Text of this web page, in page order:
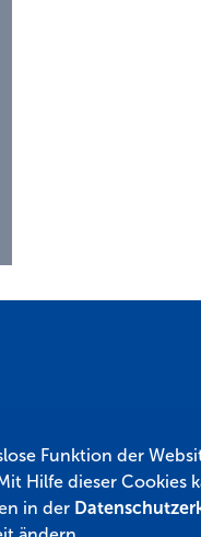
Funktion der
Hilfe dieser
in der